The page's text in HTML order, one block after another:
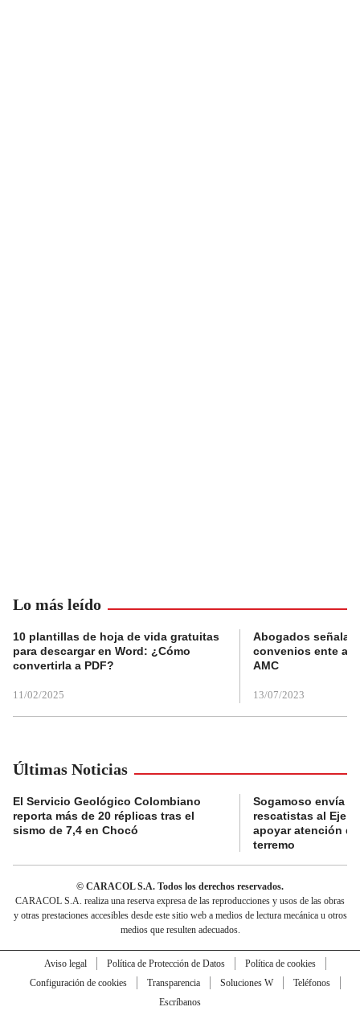
Lo más leído
10 plantillas de hoja de vida gratuitas
para descargar en Word: ¿Cómo
convertirla a PDF?
11/02/2025
Abogados
convenios ente
AMC
13/07/2023
Últimas Noticias
El Servicio Geológico Colombiano
reporta más de 20 réplicas tras el
sismo de 7,4 en Chocó
Sogamoso envía
rescatistas al Eje
apoyar atención
terremo
© CARACOL S.A. Todos los derechos reservados.
CARACOL S.A. realiza una reserva expresa de las reproducciones y usos de las obras
y otras prestaciones accesibles desde este sitio web a medios de lectura mecánica u otros
medios que resulten adecuados.
Aviso legal Política de Protección de Datos
Política de cookies
Configuración de cookies
Transparencia Soluciones W
Teléfonos
Escríbanos